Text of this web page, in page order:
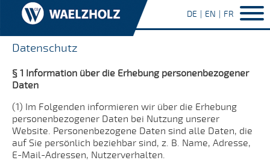
DE EN FR
Datenschutz
§ 1 Information über die Erhebung personenbezogener
Daten
(1) Im Folgenden informieren wir über die Erhebung
personenbezogener Daten bei Nutzung unserer
Website. Personenbezogene Daten sind alle Daten, die
auf Sie persönlich beziehbar sind, z. B. Name, Adresse,
E-Mail-Adressen, Nutzerverhalten.